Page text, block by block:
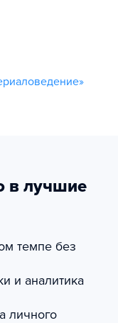
в лучшие
темпе без
и аналитика
личного